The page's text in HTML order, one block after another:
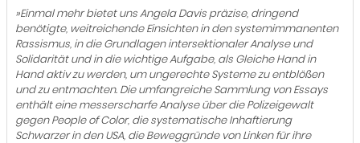
»Einmal mehr bietet uns Angela Davis präzise, dringend
benötigte, weitreichende Einsichten in den systemimmanenten
Rassismus, in die Grundlagen intersektionaler Analyse und
Solidarität und in die wichtige Aufgabe, als Gleiche Hand in
Hand aktiv zu werden, um ungerechte Systeme zu entblößen
und zu entmachten. Die umfangreiche Sammlung von Essays
enthält eine messerscharfe Analyse über die Polizeigewalt
gegen People of Color, die systematische Inhaftierung
Schwarzer in den USA, die Beweggründe von Linken für ihre